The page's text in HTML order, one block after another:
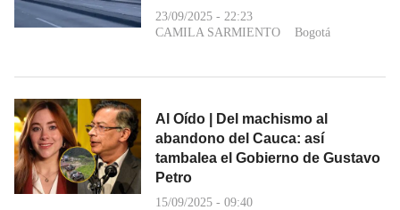
23/09/2025 - 22:23
CAMILA SARMIENTO
Bogotá
Al Oído | Del machismo al
abandono del Cauca: así
tambalea el Gobierno de Gustavo
Petro
15/09/2025 - 09:40